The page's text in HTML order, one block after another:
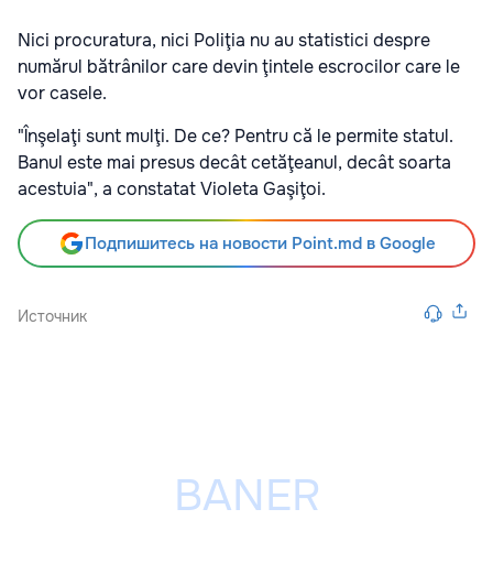
Nici procuratura, nici Poliţia nu au statistici despre
numărul bătrânilor care devin ţintele escrocilor care le
vor casele.
"Înşelaţi sunt mulţi. De ce? Pentru că le permite statul.
Banul este mai presus decât cetăţeanul, decât soarta
acestuia", a constatat Violeta Gaşiţoi.
Подпишитесь на новости Point.md в Google
Источник